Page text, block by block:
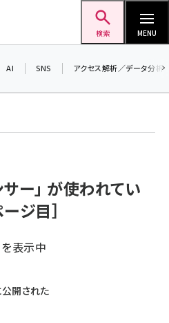
検索 MENU
AI SNS アクセス解析／データ分析
ー」 が使われてい
ジ目］
表示中
開された